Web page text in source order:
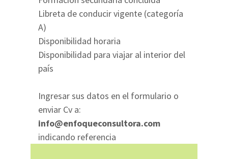
Libreta de conducir vigente (categoría
A)
Disponibilidad horaria
Disponibilidad para viajar al interior del
país
Ingresar sus datos en el formulario o
enviar Cv a:
info@enfoqueconsultora.com
indicando referencia